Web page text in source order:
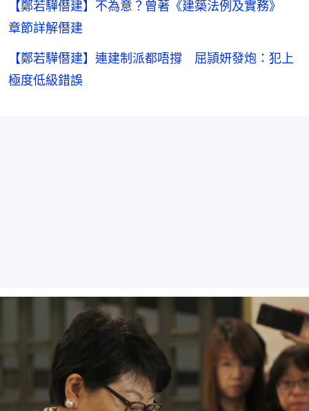
【鄭若驊僭建】不為意？曾著《建築法例及實務》
章節詳解僭建
【鄭若驊僭建】連建制派都唔撐 屈頴妍發炮：犯上
極度低級錯誤